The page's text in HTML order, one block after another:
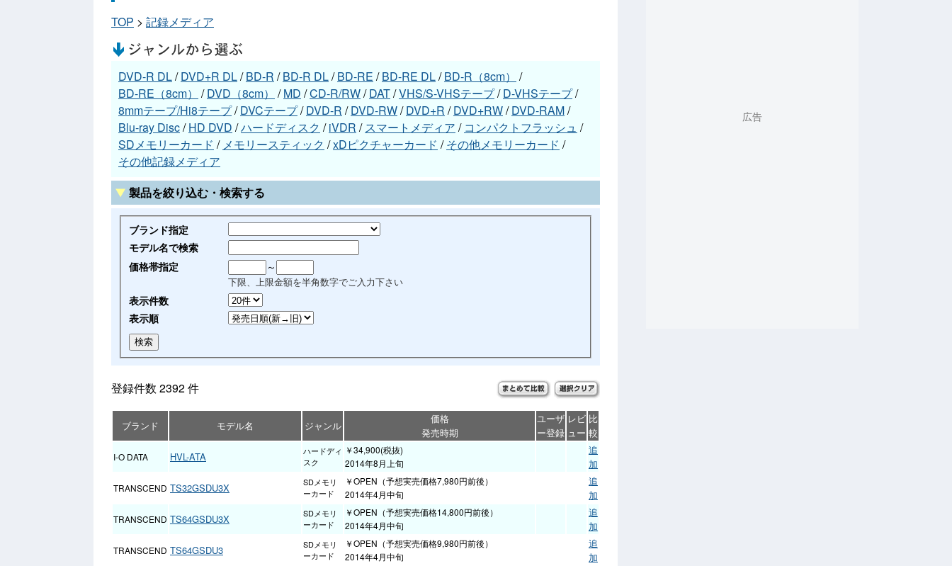
TOP > 記録メディア
DVD-R DL/DVD+R DL/BD-R /BD-R DL/BD-RE /BD-RE DL/BD-R（8cm）
/
BD-RE（8cm）
/DVD（8cm） /MD /CD-R/RW/DAT/VHS/S-VHSテープ/D-VHSテープ/
8mmテープ/Hi8テープ/DVCテープ/DVD-R /DVD-RW/DVD+R /DVD+RW/DVD-RAM/
Blu-ray Disc/HD DVD /ハードディスク /iVDR /スマートメディア / コンパクトフラッシュ /
SDメモリーカード / メモリースティック /xDピクチャーカード /その他メモリーカード /
その他記録メディア
製品を絞り込む・検索する
ブランド指定
モデル名で検索
価格帯指定
～
下限、上限金額を半角数字でご入力下さい
表示件数
表示順
登録件数 2392 件
ブランド モデル名 ジャンル
価格
発売時期
ユーザ
ー登録
レビ
ュー
比
較
I-O DATA HVL-ATA
ハードディ
スク
￥34,900(税抜)
2014年8月上旬
追
加
TRANSCEND TS32GSDU3X
SDメモリ
ーカード
￥OPEN（予想実売価格7,980円前後）
2014年4月中旬
追
加
TRANSCEND TS64GSDU3X
SDメモリ
ーカード
￥OPEN（予想実売価格14,800円前後）
2014年4月中旬
追
加
TRANSCEND TS64GSDU3
SDメモリ
ーカード
￥OPEN（予想実売価格9,980円前後）
2014年4月中旬
追
加